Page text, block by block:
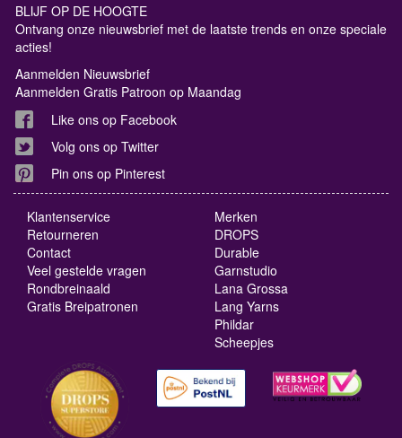
BLIJF OP DE HOOGTE
Ontvang onze nieuwsbrief met de laatste trends en onze speciale
acties!
Aanmelden Nieuwsbrief
Aanmelden Gratis Patroon op Maandag
Like ons op Facebook
Volg ons op Twitter
Pin ons op Pinterest
Klantenservice
Retourneren
Contact
Veel gestelde vragen
Rondbreinaald
Gratis Breipatronen
Merken
DROPS
Durable
Garnstudio
Lana Grossa
Lang Yarns
Phildar
Scheepjes